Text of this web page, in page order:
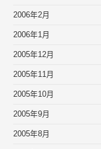
2006年2月
2006年1月
2005年12月
2005年11月
2005年10月
2005年9月
2005年8月